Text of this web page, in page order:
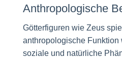
Anthropologische
Götterfiguren wie Zeus
anthropologische Funktion
soziale und natürliche